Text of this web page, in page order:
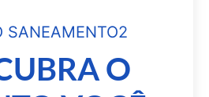
SANEAMENTO2
O